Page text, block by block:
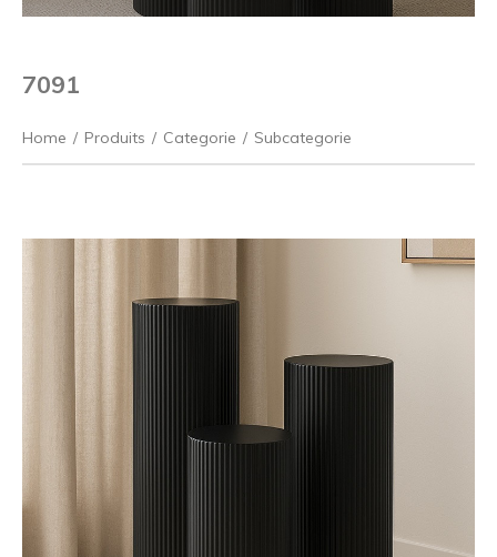
7091
Home / Produits / Categorie / Subcategorie